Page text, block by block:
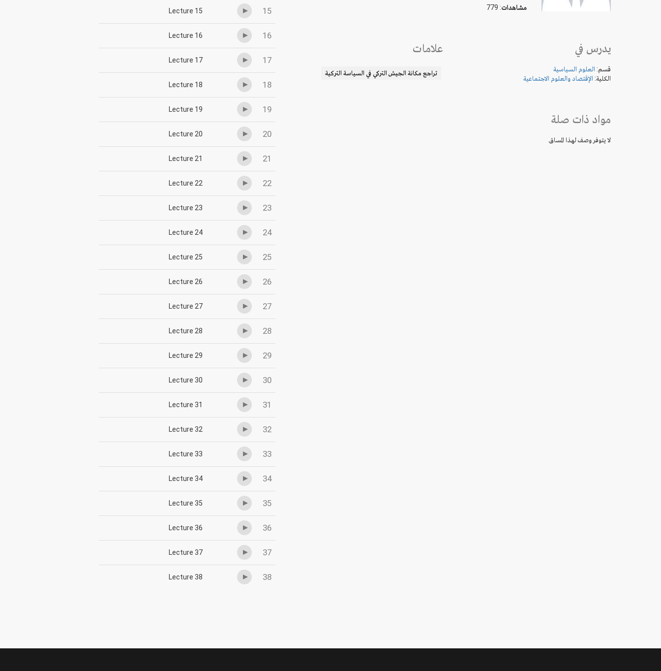
مشاهدات: 779
يدرس في
قسم: العلوم السياسية
الكلية: الإقتصاد والعلوم الاجتماعية
علامات
تراجع مكانة الجيش التركي في السياسة التركية
مواد ذات صلة
لا يتوفر وصف لهذا المساق.
15
Lecture 15
16
Lecture 16
17
Lecture 17
18
Lecture 18
19
Lecture 19
20
Lecture 20
21
Lecture 21
22
Lecture 22
23
Lecture 23
24
Lecture 24
25
Lecture 25
26
Lecture 26
27
Lecture 27
28
Lecture 28
29
Lecture 29
30
Lecture 30
31
Lecture 31
32
Lecture 32
33
Lecture 33
34
Lecture 34
35
Lecture 35
36
Lecture 36
37
Lecture 37
38
Lecture 38